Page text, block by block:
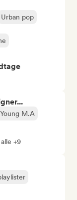
Urban pop
Young M.A
+9